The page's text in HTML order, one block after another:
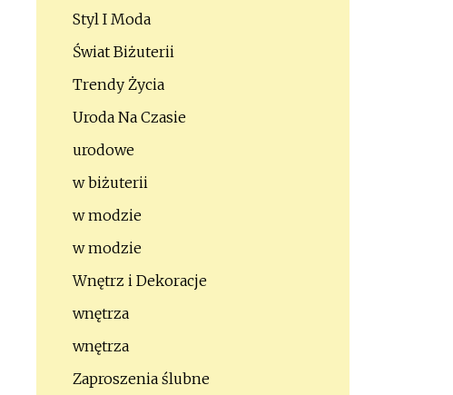
Styl I Moda
Świat Biżuterii
Trendy Życia
Uroda Na Czasie
urodowe
w biżuterii
w modzie
w modzie
Wnętrz i Dekoracje
wnętrza
wnętrza
Zaproszenia ślubne